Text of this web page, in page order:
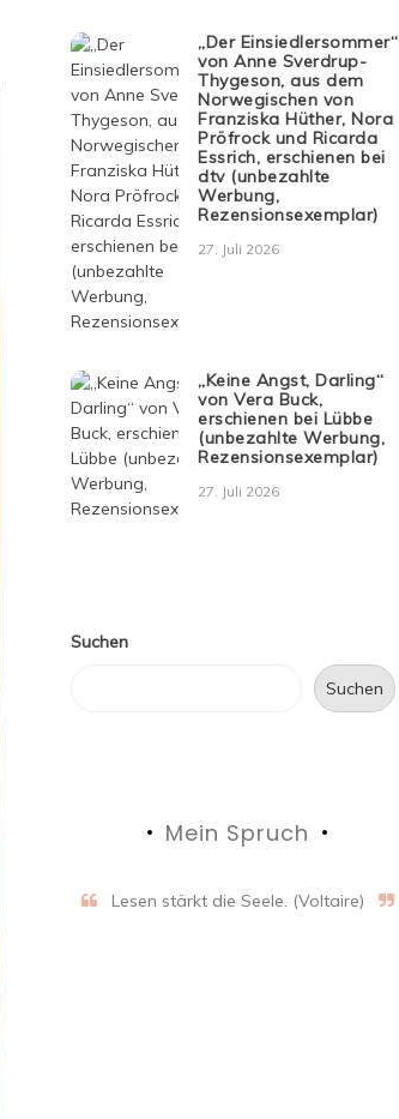
„Der Einsiedlersommer“
von Anne Sverdrup-
Thygeson, aus dem
Norwegischen von
Franziska Hüther, Nora
Pröfrock und Ricarda
Essrich, erschienen bei
dtv (unbezahlte
Werbung,
Rezensionsexemplar)
27. Juli 2026
„Keine Angst, Darling“
von Vera Buck,
erschienen bei Lübbe
(unbezahlte Werbung,
Rezensionsexemplar)
27. Juli 2026
Suchen
Suchen
Mein Spruch
Lesen stärkt die Seele. (Voltaire)